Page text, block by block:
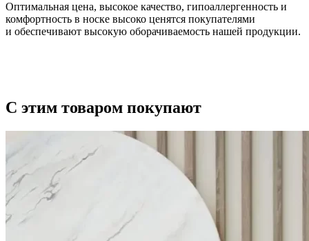
Оптимальная цена, высокое качество, гипоаллергенность и
комфортность в носке высоко ценятся покупателями
и обеспечивают высокую оборачиваемость нашей продукции.
С этим товаром покупают